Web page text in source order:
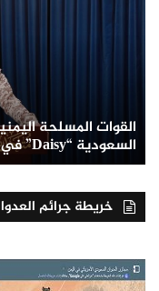
القوات المسلحة
السعودية “Daisy” في خليج عدن بصاروخ باليستي
خريطة جرائم